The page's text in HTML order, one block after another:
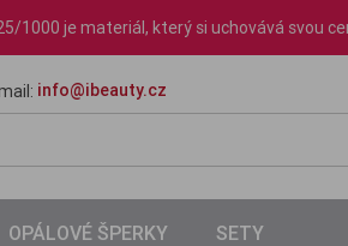
1000 je materiál, který si uchovává svou
info@ibeauty.cz
OPÁLOVÉ ŠPERKY SETY